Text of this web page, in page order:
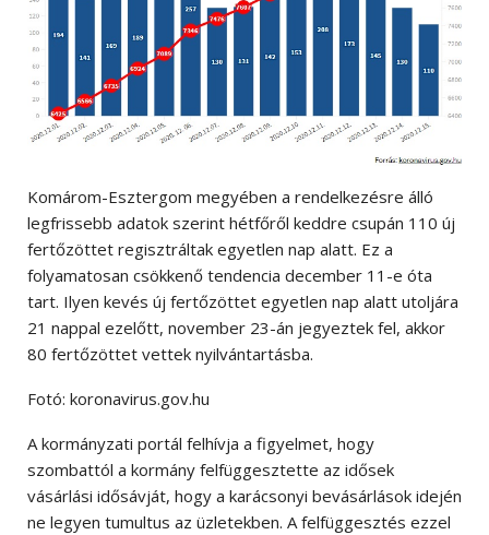
Komárom-Esztergom megyében a rendelkezésre álló
legfrissebb adatok szerint hétfőről keddre csupán 110 új
fertőzöttet regisztráltak egyetlen nap alatt. Ez a
folyamatosan csökkenő tendencia december 11-e óta
tart. Ilyen kevés új fertőzöttet egyetlen nap alatt utoljára
21 nappal ezelőtt, november 23-án jegyeztek fel, akkor
80 fertőzöttet vettek nyilvántartásba.
Fotó: koronavirus.gov.hu
A kormányzati portál felhívja a figyelmet, hogy
szombattól a kormány felfüggesztette az idősek
vásárlási idősávját, hogy a karácsonyi bevásárlások idején
ne legyen tumultus az üzletekben. A felfüggesztés ezzel